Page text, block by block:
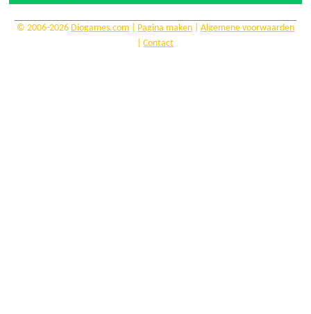
© 2006-2026 Diogames.com| Pagina maken| Algemene voorwaarden
|Contact